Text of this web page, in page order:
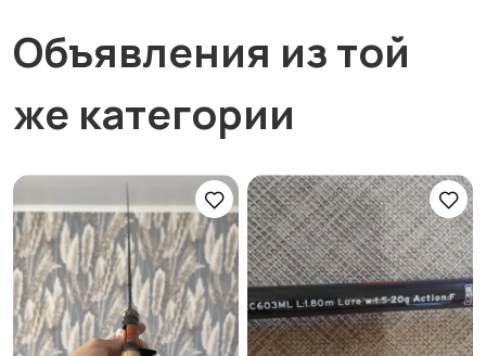
Объявления из той
же категории